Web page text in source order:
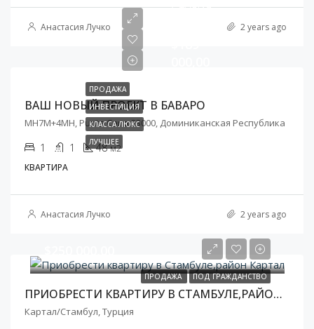
Анастасия Лучко 2 years ago
ПРОДАЖА
ИНВЕСТИЦИЯ
КЛАССА ЛЮКС
ЛУЧШЕЕ
Студия
ВАШ НОВЫЙ ПРОЕКТ В БАВАРО
MH7M+4MH, Punta Cana 23000, Доминиканская Республика
1 1 48 м2
КВАРТИРА
Анастасия Лучко 2 years ago
ПРОДАЖА ПОД ГРАЖДАНСТВО
ПРИОБРЕСТИ КВАРТИРУ В СТАМБУЛЕ,РАЙОН КАРТАЛ
Картал/Стамбул, Турция